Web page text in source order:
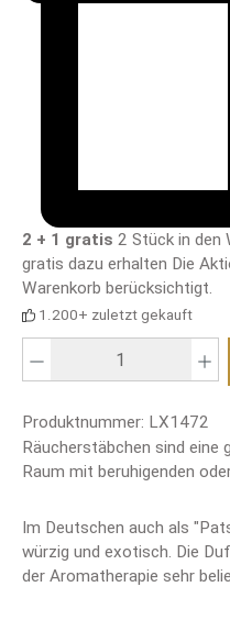
2 + 1 gratis 2 Stück in den
gratis dazu erhalten Die
Warenkorb berücksichtigt.
1.200+ zuletzt gekauft
Produktnummer: LX1472
Räucherstäbchen sind eine
Raum mit beruhigenden
Im Deutschen auch als
würzig und exotisch. Die
der Aromatherapie sehr